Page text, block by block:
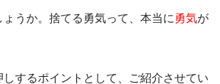
うか。捨てる勇気って、本当に 勇気が
しするポイントとして、ご紹介させてい